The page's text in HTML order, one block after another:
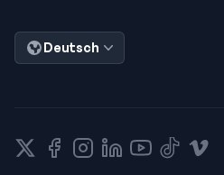
Deutsch
X Facebook
Instagram
LinkedInYouTubeTikTokVimeo